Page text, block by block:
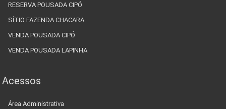
RESERVA POUSADA CIPÓ
SÍTIO FAZENDA CHACARA
VENDA POUSADA CIPÓ
VENDA POUSADA LAPINHA
Acessos
Área Administrativa